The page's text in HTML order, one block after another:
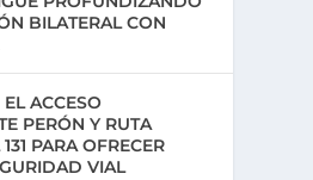
BILATERAL CON
ACCESO
PERÓN Y RUTA
PARA OFRECER
VIAL